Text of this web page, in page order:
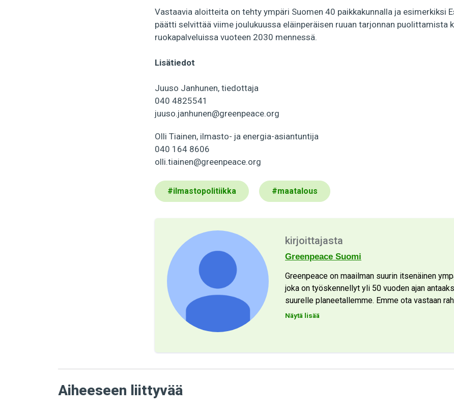
Vastaavia aloitteita on tehty ympäri Suomen 40 paikkakunnalla ja esimerkiksi
päätti selvittää viime joulukuussa eläinperäisen ruuan tarjonnan puolittamista
ruokapalveluissa vuoteen 2030 mennessä.
Lisätiedot
Juuso Janhunen, tiedottaja
040 4825541
juuso.janhunen@greenpeace.org
Olli Tiainen, ilmasto- ja energia-asiantuntija
040 164 8606
olli.tiainen@greenpeace.org
#ilmastopolitiikka #maatalous
kirjoittajasta
Greenpeace Suomi
Greenpeace on maailman suurin itsenäinen
joka on työskennellyt yli 50 vuoden ajan
suurelle planeetallemme. Emme ota vastaan
Näytä lisää
Aiheeseen liittyvää